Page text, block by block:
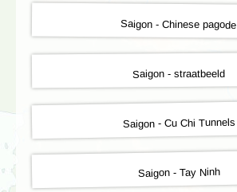
Saigon - Chinese pagode
Saigon - straatbeeld
Saigon - Cu Chi Tunnels
Saigon - Tay Ninh